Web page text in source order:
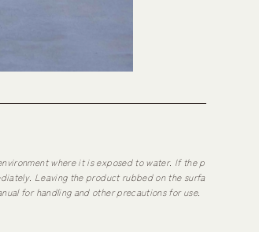
where it is exposed to water. If the p
Leaving the product rubbed on the surfa
for handling and other precautions for use.